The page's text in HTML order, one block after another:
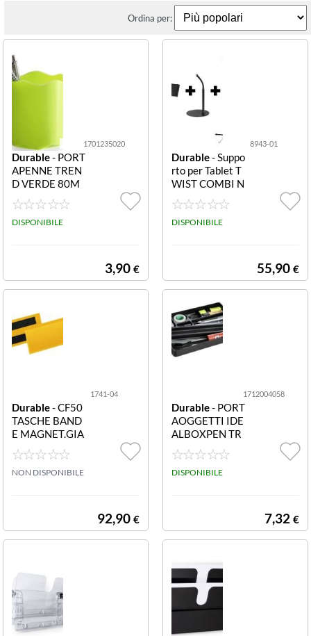
Ordina per:
1701235020
Durable- PORT
APENNE TREN
D VERDE 80M
M CHIARO 170
1235020 Porta
penne TREND 8
DISPONIBILE
3,90 €
8943-01
Durable- Suppo
rto per Tablet T
WIST COMBI N
ERO 8943-01 T
WIST COMBI S
UPPORTO TAB
DISPONIBILE
55,90 €
1741-04
Durable- CF50
TASCHE BAND
E MAGNET.GIA
10X38 1741-04
CF50 TASCHE B
ANDE MAGNE
NON DISPONIBILE
92,90 €
1712004058
Durable- PORT
AOGGETTI IDE
ALBOXPEN TR
AY CARBONE 1
712004058 ID
EALBOXPEN T
DISPONIBILE
7,32 €